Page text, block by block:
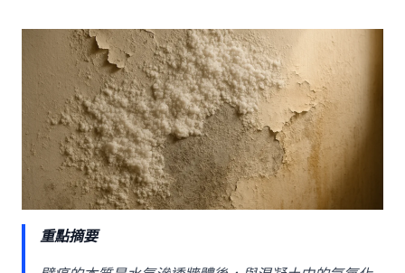
重點摘要